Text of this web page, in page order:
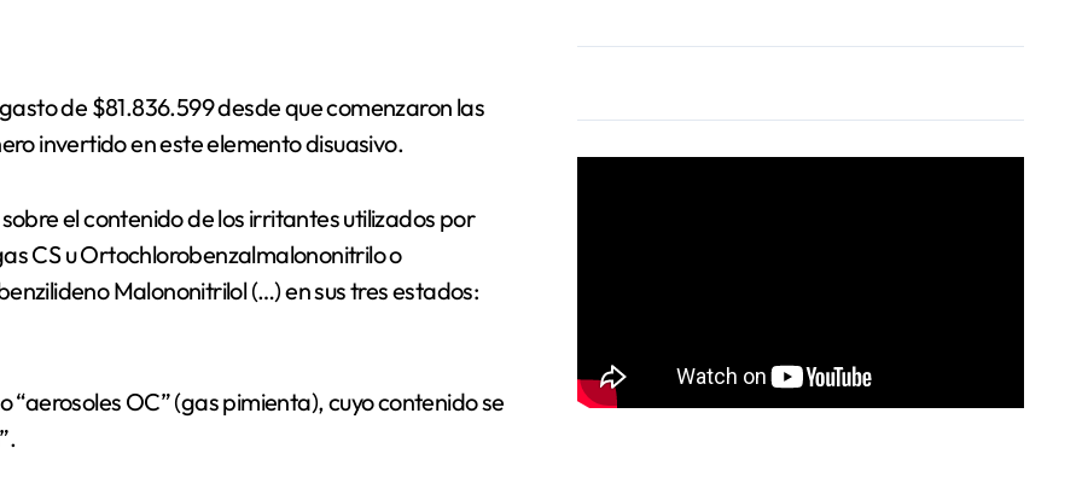
de $81.836.599 desde que comenzaron las
invertido en este elemento disuasivo.
el contenido de los irritantes utilizados por
CS u Ortochlorobenzalmalononitrilo o
Malononitrilol (…) en sus tres estados:
OC” (gas pimienta), cuyo contenido se